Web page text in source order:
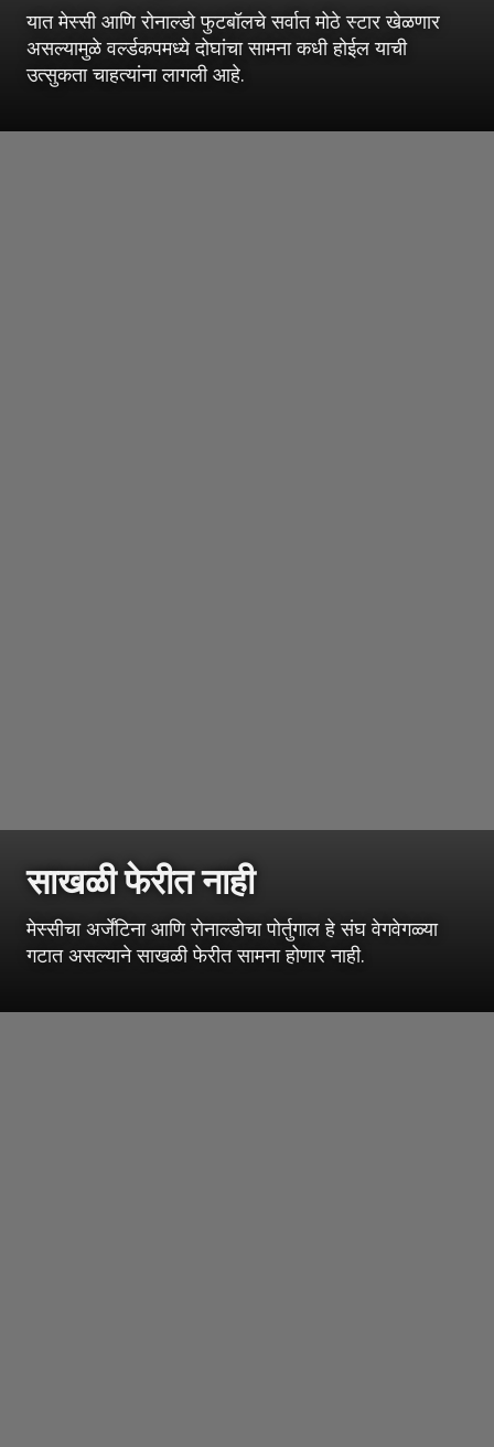
यात मेस्सी आणि रोनाल्डो फुटबॉलचे सर्वात मोठे स्टार खेळणार
असल्यामुळे वर्ल्डकपमध्ये दोघांचा सामना कधी होईल याची
उत्सुकता चाहत्यांना लागली आहे.
साखळी फेरीत नाही
मेस्सीचा अर्जेंटिना आणि रोनाल्डोचा पोर्तुगाल हे संघ वेगवेगळ्या
गटात असल्याने साखळी फेरीत सामना होणार नाही.